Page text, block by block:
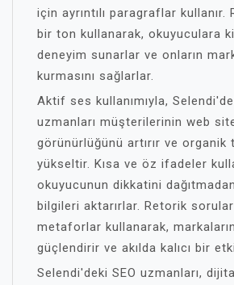
için ayrıntılı paragraflar kullanır.
bir ton kullanarak, okuyuculara
deneyim sunarlar ve onların
kurmasını sağlarlar.
Aktif ses kullanımıyla,
uzmanları müşterilerinin web
görünürlüğünü artırır ve organik
yükseltir. Kısa ve öz ifadeler
okuyucunun dikkatini
bilgileri aktarırlar. Retorik sorular
metaforlar kullanarak,
güçlendirir ve akılda kalıcı bir etki
Selendi'deki SEO uzmanları,